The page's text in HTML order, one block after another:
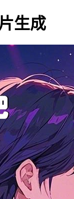
生成